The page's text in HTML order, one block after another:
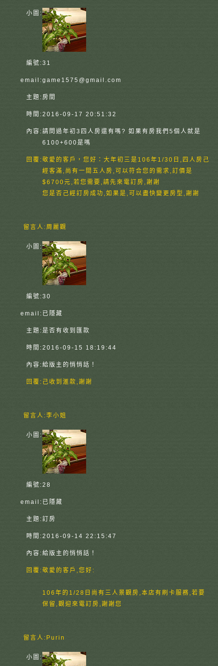
小圖:
編號:31
email:game1575@gmail.com
主題:房間
時間:2016-09-17 20:51:32
內容:請問過年初3四人房還有嗎? 如果有房我們5個人就是
6100+600是嗎
回覆:敬愛的客戶，您好：大年初三是106年1/30日,四人房己
經客滿,尚有一間五人房,可以符合您的需求,訂價是
$6700元,若您需要,請先來電訂房,謝謝
您是否己經訂房成功,如果是,可以盡快變更房型,謝謝
留言人:周麗觀
小圖:
編號:30
email: 已隱藏
主題:是否有收到匯款
時間:2016-09-15 18:19:44
內容:給版主的悄悄話！
回覆: 己收到滙款,謝謝
留言人:李小姐
小圖:
編號:28
email: 已隱藏
主題:訂房
時間:2016-09-14 22:15:47
內容:給版主的悄悄話！
回覆:敬愛的客戶,您好:
106年的1/28日尚有三人景觀房,本店有刷卡服務,若要
保留,觀迎來電訂房,謝謝您
留言人: Purin
小圖: